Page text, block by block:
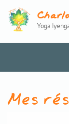
contenu
Yoga
Mes